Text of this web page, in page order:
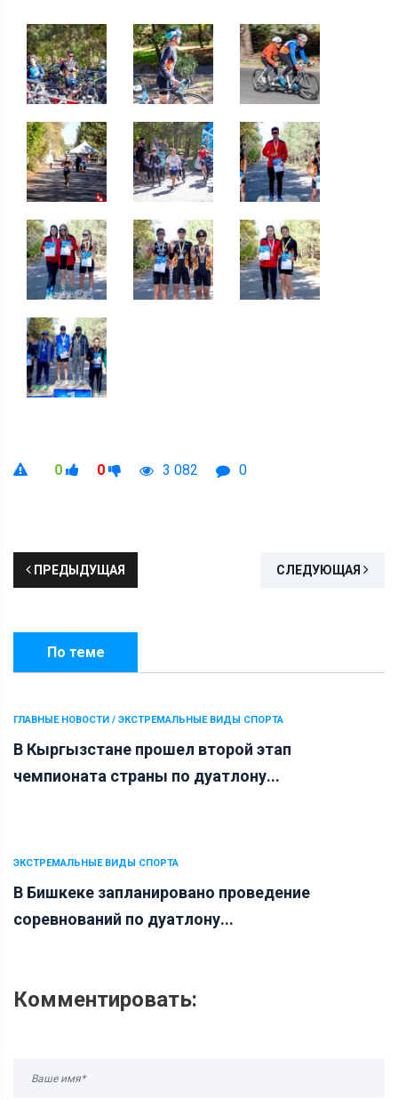
0 0 3 082 0
ПРЕДЫДУЩАЯ СЛЕДУЮЩАЯ
По теме
ГЛАВНЫЕ НОВОСТИ / ЭКСТРЕМАЛЬНЫЕ ВИДЫ СПОРТА
В Кыргызстане прошел второй этап
чемпионата страны по дуатлону...
ЭКСТРЕМАЛЬНЫЕ ВИДЫ СПОРТА
В Бишкеке запланировано проведение
соревнований по дуатлону...
Комментировать: